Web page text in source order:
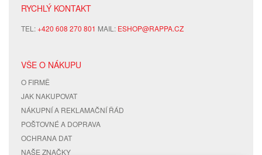
RYCHLÝ KONTAKT
TEL:+420 608 270 801 MAIL: ESHOP@RAPPA.CZ
VŠE O NÁKUPU
O FIRMĚ
JAK NAKUPOVAT
NÁKUPNÍ A REKLAMAČNÍ ŘÁD
POŠTOVNÉ A DOPRAVA
OCHRANA DAT
NAŠE ZNAČKY